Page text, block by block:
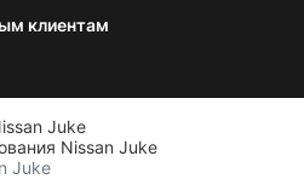
клиентам
Juke
Nissan Juke
Juke